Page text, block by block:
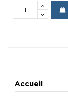
Accueil